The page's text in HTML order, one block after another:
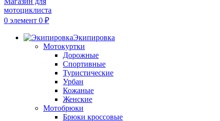
0 элемент 0 ₽
Экипировка
Мотокуртки
Дорожные
Спортивные
Туристические
Урбан
Кожаные
Женские
Мотобрюки
Брюки кроссовые